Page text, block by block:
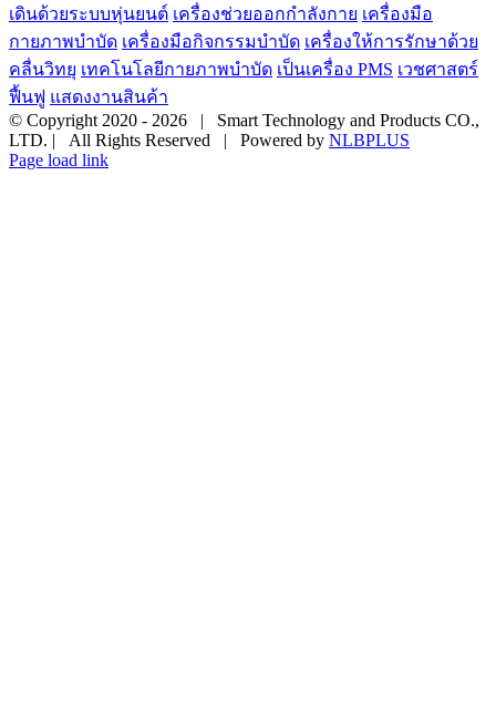
เดินด้วยระบบหุ่นยนต์ เครื่องช่วยออกกำลังกาย เครื่องมือ
กายภาพบำบัด เครื่องมือกิจกรรมบำบัด เครื่องให้การรักษาด้วย
คลื่นวิทยุ เทคโนโลยีกายภาพบำบัด เป็นเครื่อง PMS เวชศาสตร์
ฟื้นฟู แสดงงานสินค้า
© Copyright 2020 - 2026 | Smart Technology and Products CO.,
LTD. | All Rights Reserved | Powered by NLBPLUS
Page load link